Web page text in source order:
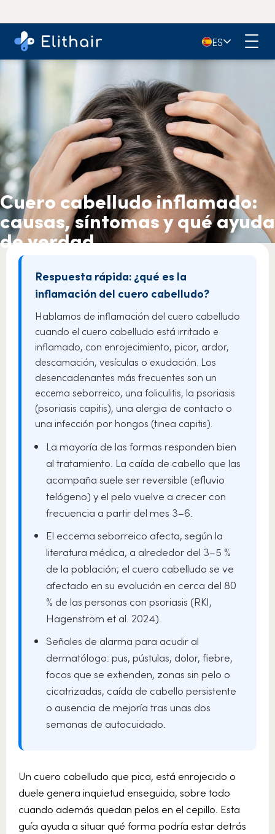
🇪🇸ES
Cuero cabelludo inflamado:
causas, síntomas y qué ayuda
de verdad
Respuesta rápida: ¿qué es la
inflamación del cuero cabelludo?
Hablamos de inflamación del cuero cabelludo
cuando el cuero cabelludo está irritado e
inflamado, con enrojecimiento, picor, ardor,
descamación, vesículas o exudación. Los
desencadenantes más frecuentes son un
eccema seborreico, una foliculitis, la psoriasis
(psoriasis capitis), una alergia de contacto o
una infección por hongos (tinea capitis).
La mayoría de las formas responden bien
al tratamiento. La caída de cabello que las
acompaña suele ser reversible (efluvio
telógeno) y el pelo vuelve a crecer con
frecuencia a partir del mes 3–6.
El eccema seborreico afecta, según la
literatura médica, a alrededor del 3–5 %
de la población; el cuero cabelludo se ve
afectado en su evolución en cerca del 80
% de las personas con psoriasis (RKI,
Hagenström et al. 2024).
Señales de alarma para acudir al
dermatólogo: pus, pústulas, dolor, fiebre,
focos que se extienden, zonas sin pelo o
cicatrizadas, caída de cabello persistente
o ausencia de mejoría tras unas dos
semanas de autocuidado.
Un cuero cabelludo que pica, está enrojecido o
duele genera inquietud enseguida, sobre todo
cuando además quedan pelos en el cepillo. Esta
guía ayuda a situar qué forma podría estar detrás